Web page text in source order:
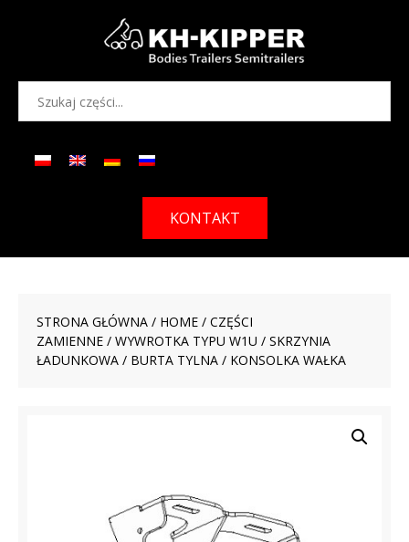
KONTAKT
STRONA GŁÓWNA / HOME / CZĘŚCI
ZAMIENNE / WYWROTKA TYPU W1U / SKRZYNIA
ŁADUNKOWA / BURTA TYLNA / KONSOLKA WAŁKA